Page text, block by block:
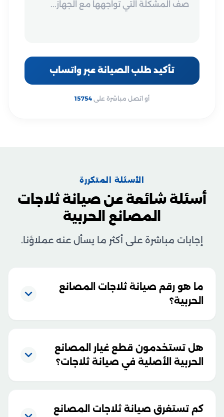
تأكيد طلب الصيانة عبر واتساب
أو اتصل مباشرة على 15754
الأسئلة المتكررة
أسئلة شائعة عن صيانة ثلاجات
المصانع الحربية
إجابات مباشرة على أكثر ما يسأل عنه عملاؤنا.
ما هو رقم صيانة ثلاجات المصانع
الحربية؟
هل تستخدمون قطع غيار المصانع
الحربية الأصلية في صيانة ثلاجات؟
كم تستغرق صيانة ثلاجات المصانع